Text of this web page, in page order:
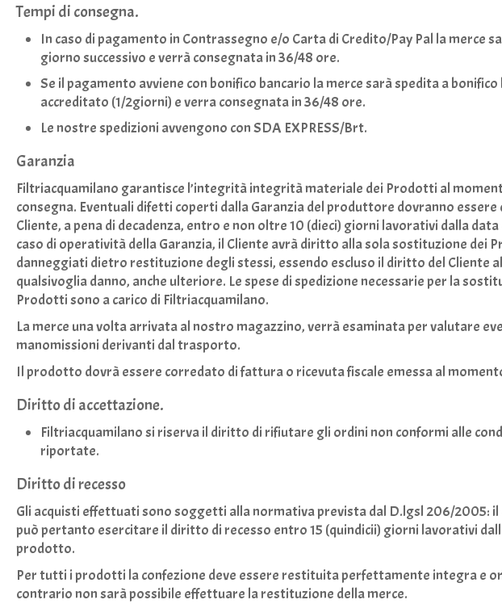
Tempi di consegna.
In caso di pagamento in Contrassegno e/o Carta di Credito/Pay Pal la merce
giorno successivo e verrà consegnata in 36/48 ore.
Se il pagamento avviene con bonifico bancario la merce sarà spedita a bonifico
accreditato (1/2giorni) e verra consegnata in 36/48 ore.
Le nostre spedizioni avvengono conSDA EXPRESS/Brt.
Garanzia
Filtriacquamilano garantisce l’integrità integrità materiale dei Prodotti al
consegna. Eventuali difetti coperti dalla Garanzia del produttore dovranno essere
Cliente, a pena di decadenza, entro e non oltre 10 (dieci) giorni lavorativi dalla data
caso di operatività della Garanzia, il Cliente avrà diritto alla sola sostituzione dei
danneggiati dietro restituzione degli stessi, essendo escluso il diritto del Cliente
qualsivoglia danno, anche ulteriore. Le spese di spedizione necessarie per la
Prodotti sono a carico di Filtriacquamilano.
La merce una volta arrivata al nostro magazzino, verrà esaminata per valutare
manomissioni derivanti dal trasporto.
Il prodotto dovrà essere corredato di fattura o ricevuta fiscale emessa al
Diritto di accettazione.
Filtriacquamilano si riserva il diritto di rifiutare gli ordini non conformi alle
riportate.
Diritto di recesso
Gli acquisti effettuati sono soggetti alla normativa prevista dal D.lgsl 206/2005:
può pertanto esercitare il diritto di recesso entro15 (quindicii) giorni lavorativi
prodotto.
Per tutti i prodotti la confezione deve essere restituita perfettamente integra e
contrario non sarà possibile effettuare la restituzione della merce.